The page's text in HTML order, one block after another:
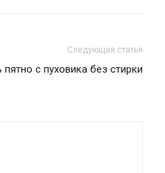
Следующая статья
пятно с пуховика без стирки